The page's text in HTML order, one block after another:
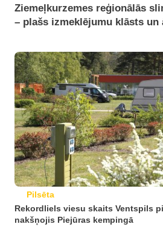
Ziemeļkurzemes reģionālās
– plašs izmeklējumu klāsts
Pilsēta
Rekordliels viesu skaits Ventspils
nakšņojis Piejūras kempingā